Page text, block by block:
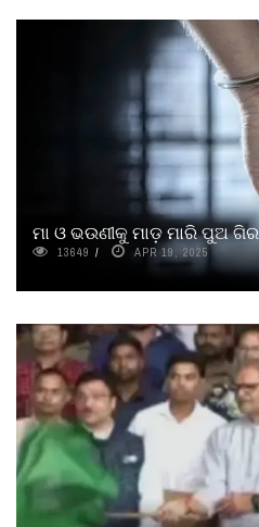
ମା ଓ ଭଉଣୀକୁ ମାଡ଼ ମାରି ପୁଅ
13649 APR 19, 2025